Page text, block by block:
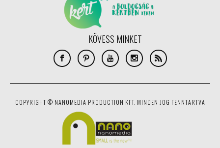
KÖVESS MINKET
COPYRIGHT © NANOMEDIA PRODUCTION KFT. MINDEN JOG FENNTARTVA